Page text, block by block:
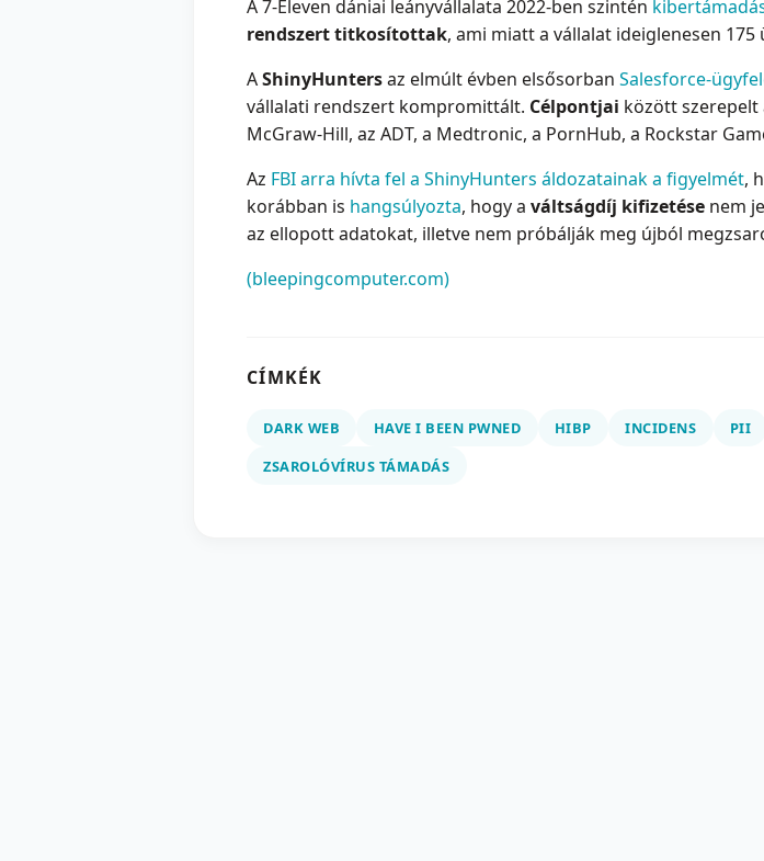
A 7-Eleven dániai leányvállalata 2022-ben szintén
rendszert titkosítottak, ami miatt a vállalat ideiglenesen
AShinyHuntersaz elmúlt évben elsősorban Salesforce-
vállalati rendszert kompromittált. Célpontjai között szerepelt
McGraw-Hill, az ADT, a Medtronic, a PornHub, a Rockstar
Az FBI arra hívta fel a ShinyHunters áldozatainak a figyelmét,
korábban is hangsúlyozta, hogy a váltságdíj kifizetése nem
az ellopott adatokat, illetve nem próbálják meg újból
(bleepingcomputer.com)
CÍMKÉK
DARK WEB HAVE I BEEN PWNED HIBP INCIDENS PII
ZSAROLÓVÍRUS TÁMADÁS